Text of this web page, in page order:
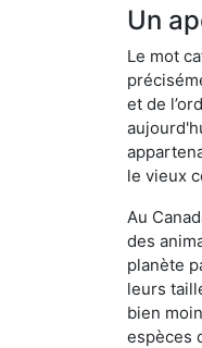
Un
Le mot
et de
le vieux
Au
des
planète
leurs
bien
espèces